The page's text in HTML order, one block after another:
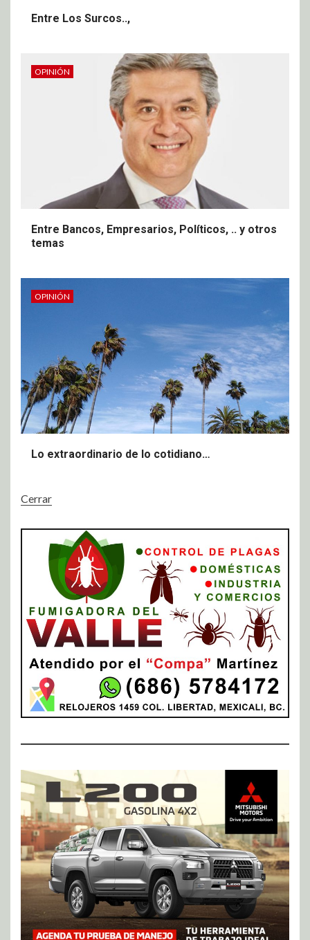
Entre Los Surcos..,
OPINIÓN
Entre Bancos, Empresarios, Políticos, .. y otros
temas
OPINIÓN
Lo extraordinario de lo cotidiano…
Cerrar